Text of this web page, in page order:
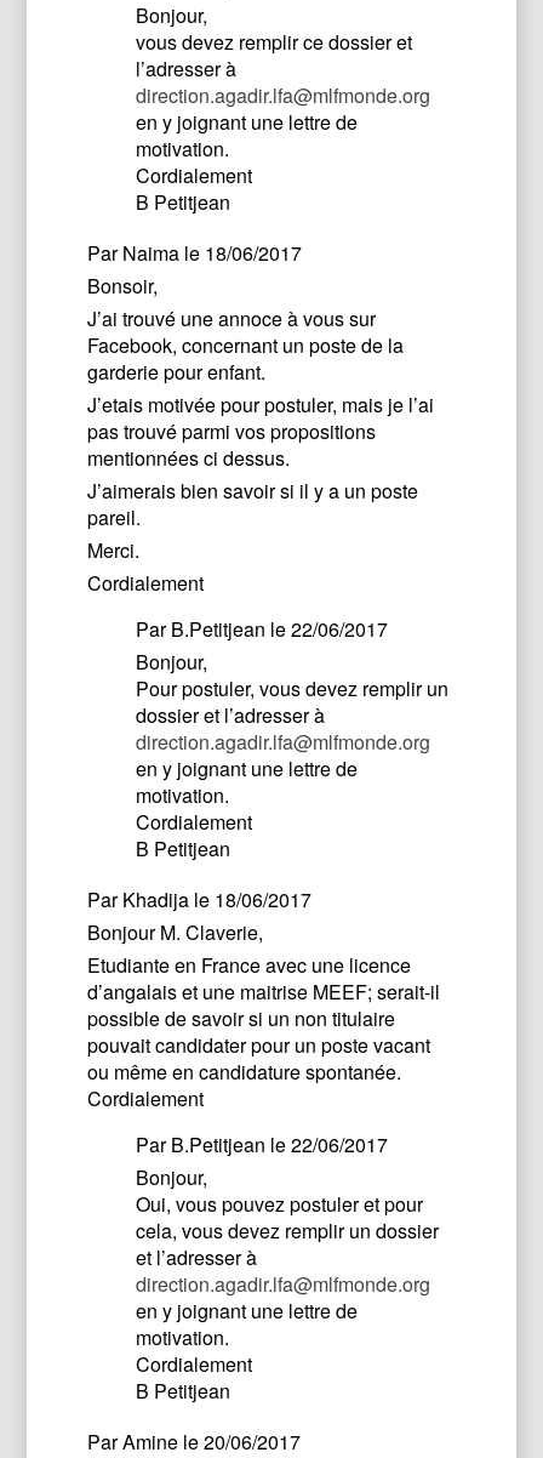
Bonjour,
vous devez remplir ce dossier et
l’adresser à
direction.agadir.lfa@mlfmonde.org
en y joignant une lettre de
motivation.
Cordialement
B Petitjean
ParNaima le 18/06/2017
Bonsoir,
J’ai trouvé une annoce à vous sur
Facebook, concernant un poste de la
garderie pour enfant.
J’etais motivée pour postuler, mais je l’ai
pas trouvé parmi vos propositions
mentionnées ci dessus.
J’aimerais bien savoir si il y a un poste
pareil.
Merci.
Cordialement
ParB.Petitjean le 22/06/2017
Bonjour,
Pour postuler, vous devez remplir un
dossier et l’adresser à
direction.agadir.lfa@mlfmonde.org
en y joignant une lettre de
motivation.
Cordialement
B Petitjean
ParKhadija le 18/06/2017
Bonjour M. Claverie,
Etudiante en France avec une licence
d’angalais et une maitrise MEEF; serait-il
possible de savoir si un non titulaire
pouvait candidater pour un poste vacant
ou même en candidature spontanée.
Cordialement
ParB.Petitjean le 22/06/2017
Bonjour,
Oui, vous pouvez postuler et pour
cela, vous devez remplir un dossier
et l’adresser à
direction.agadir.lfa@mlfmonde.org
en y joignant une lettre de
motivation.
Cordialement
B Petitjean
ParAmine le 20/06/2017